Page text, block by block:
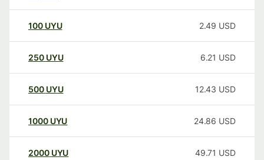
100 UYU 2.49 USD
250 UYU 6.21 USD
500 UYU 12.43 USD
1000 UYU 24.86 USD
2000 UYU 49.71 USD